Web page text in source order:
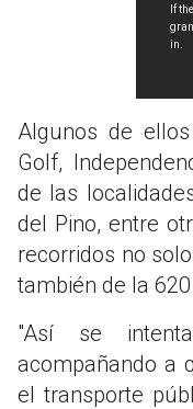
Algunos de
Golf,
de las
del Pino, entre
recorridos no
también de la
"Así se
acompañando a
el transporte